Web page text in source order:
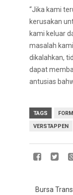
“Jika kami
kerusakan
kami keluar
masalah
dikalahkan,
dapat
antusias
TAGS
VERSTAPPEN
Bursa